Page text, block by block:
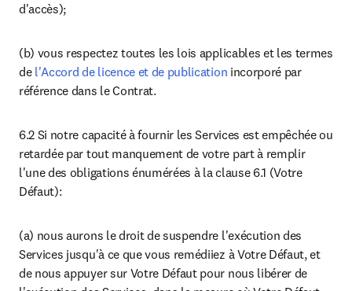
d'accès);
(b) vous respectez toutes les lois applicables et les termes
de l'Accord de licence et de publication incorporé par
référence dans le Contrat.
6.2 Si notre capacité à fournir les Services est empêchée ou
retardée par tout manquement de votre part à remplir
l'une des obligations énumérées à la clause 6.1 (Votre
Défaut):
(a) nous aurons le droit de suspendre l'exécution des
Services jusqu'à ce que vous remédiiez à Votre Défaut, et
de nous appuyer sur Votre Défaut pour nous libérer de